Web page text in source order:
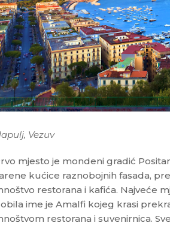
Vezuv
mjesto je mondeni gradić
kućice raznobojnih fasada,
restorana i kafića. Najveće
ime je Amalfi kojeg krasi
restorana i suvenirnica.